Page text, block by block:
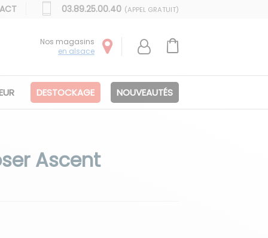
03.89.25.00.40 (APPEL GRATUIT)
Nos magasins
en alsace
DESTOCKAGE NOUVEAUTÉS
Ascent